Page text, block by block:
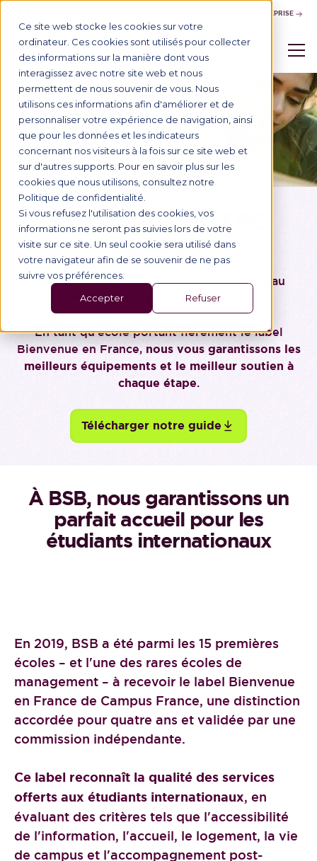
Ce site web stocke les cookies sur votre
ordinateur. Ces cookies sont utilisés pour collecter
des informations sur la manière dont vous
interagissez avec notre site web et nous
permettent de nous souvenir de vous. Nous
utilisons ces informations afin d'améliorer et de
personnaliser votre expérience de navigation, ainsi
que pour les données et les indicateurs
concernant nos visiteurs à la fois sur ce site web et
sur d'autres supports. Pour en savoir plus sur les
cookies que nous utilisons, consultez notre
Politique de confidentialité.
Si vous refusez l'utilisation des cookies, vos
informations ne seront pas suivies lors de votre
visite sur ce site. Un seul cookie sera utilisé dans
votre navigateur afin de se souvenir de ne pas
suivre vos préférences.
Accepter Refuser
ESPACE ENTREPRISE
PRÉPAREZ VOTRE
SÉJOUR
Vous vous demandez comment préparer au
mieux vos études en France ?
En tant qu'école portant fièrement le label
Bienvenue en France, nous vous garantissons les
meilleurs équipements et le meilleur soutien à
chaque étape.
Télécharger notre guide
À BSB, nous garantissons un
parfait accueil pour les
étudiants internationaux
En 2019, BSB a été parmi les 15 premières
écoles – et l'une des rares écoles de
management – à recevoir le label Bienvenue
en France de Campus France, une distinction
accordée pour quatre ans et validée par une
commission indépendante.
Ce label reconnaît la qualité des services
offerts aux étudiants internationaux, en
évaluant des critères tels que l'accessibilité
de l'information, l'accueil, le logement, la vie
de campus et l'accompagnement post-